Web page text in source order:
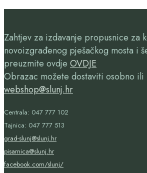
Zahtjev za izdavanje propusnice za
novoizgrađenog pješačkog mosta i
preuzmite ovdje OVDJE
Obrazac možete dostaviti osobno ili
webshop@slunj.hr
Centrala: 047 777 102
Tajnica: 047 777 513
grad-slunj@slunj.hr
pisarnica@slunj.hr
facebook.com/slunj/